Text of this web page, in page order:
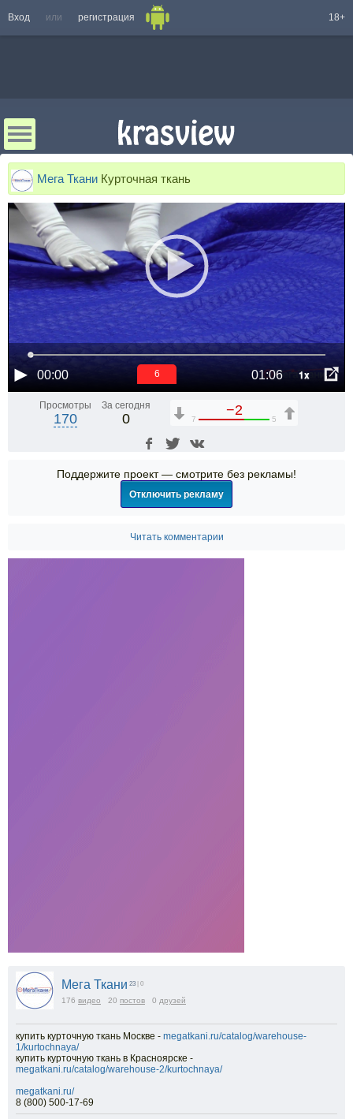
Вход или регистрация 18+
Мега Ткани Курточная ткань
00:00 01:06 1x
5
Просмотры
170
За сегодня
0
−2
7 5
Поддержите проект — смотрите без рекламы!
Отключить рекламу
Читать комментарии
Мега Ткани 23 | 0
176 видео 20 постов 0 друзей
купить курточную ткань Москве - megatkani.ru/catalog/warehouse-
1/kurtochnaya/
купить курточную ткань в Красноярске -
megatkani.ru/catalog/warehouse-2/kurtochnaya/
megatkani.ru/
8 (800) 500-17-69